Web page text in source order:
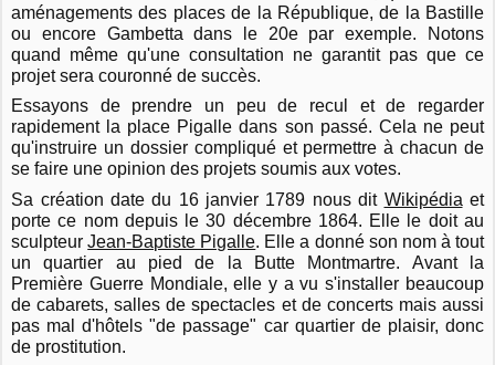
aménagements des places de la République, de la Bastille
ou encore Gambetta dans le 20e par exemple. Notons
quand même qu'une consultation ne garantit pas que ce
projet sera couronné de succès.
Essayons de prendre un peu de recul et de regarder
rapidement la place Pigalle dans son passé. Cela ne peut
qu'instruire un dossier compliqué et permettre à chacun de
se faire une opinion des projets soumis aux votes.
Sa création date du 16 janvier 1789 nous dit Wikipédia et
porte ce nom depuis le 30 décembre 1864. Elle le doit au
sculpteurJean-Baptiste Pigalle. Elle a donné son nom à tout
un quartier au pied de la Butte Montmartre. Avant la
Première Guerre Mondiale, elle y a vu s'installer beaucoup
de cabarets, salles de spectacles et de concerts mais aussi
pas mal d'hôtels "de passage" car quartier de plaisir, donc
de prostitution.